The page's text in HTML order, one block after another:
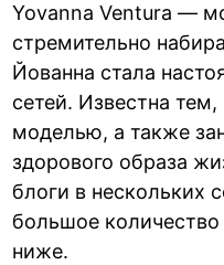
Yovanna Ventura —
стремительно
Йованна стала
сетей. Известна
моделью, а также
здорового образа
блоги в нескольких
большое
ниже.